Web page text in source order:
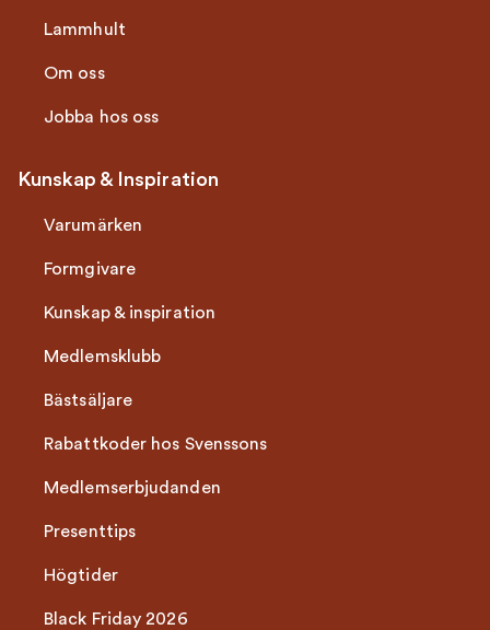
Lammhult
Om oss
Jobba hos oss
Kunskap & Inspiration
Varumärken
Formgivare
Kunskap & inspiration
Medlemsklubb
Bästsäljare
Rabattkoder hos Svenssons
Medlemserbjudanden
Presenttips
Högtider
Black Friday 2026